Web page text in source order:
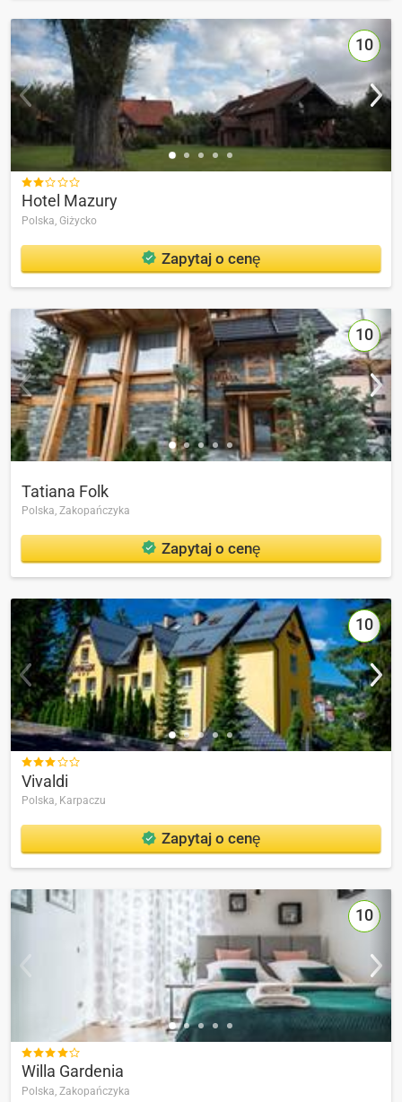
10

Hotel Mazury
Polska, Giżycko
Zapytaj o cenę
10
Tatiana Folk
Polska, Zakopańczyka
Zapytaj o cenę
10

Vivaldi
Polska, Karpaczu
Zapytaj o cenę
10

Willa Gardenia
Polska, Zakopańczyka